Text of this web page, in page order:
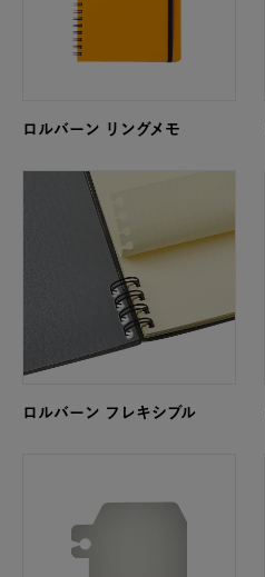
ロルバーン リングメモ
ロルバーン フレキシブル